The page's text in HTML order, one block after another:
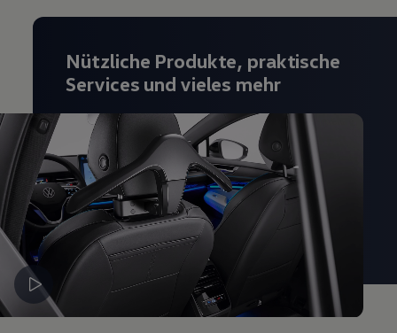
Magazin
Familie
Elektromobilität
Volkswagen R
Pannen- und Unfallhilfe
Volkswagen Kundenbetreuung
Nützliche Produkte, praktische
Services und vieles mehr